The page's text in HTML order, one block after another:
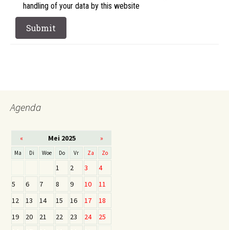
handling of your data by this website
Agenda
« Mei 2025 »
Ma Di Woe Do Vr Za Zo
1 2 3
4
5
6 7 8 9 10
11
12
13 14 15 16 17
18
19
20 21 22 23 24
25